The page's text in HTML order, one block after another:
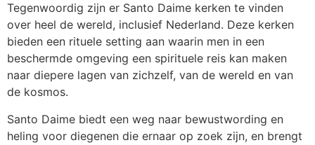
Tegenwoordig zijn er Santo Daime kerken te vinden
over heel de wereld, inclusief Nederland. Deze kerken
bieden een rituele setting aan waarin men in een
beschermde omgeving een spirituele reis kan maken
naar diepere lagen van zichzelf, van de wereld en van
de kosmos.
Santo Daime biedt een weg naar bewustwording en
heling voor diegenen die ernaar op zoek zijn, en brengt